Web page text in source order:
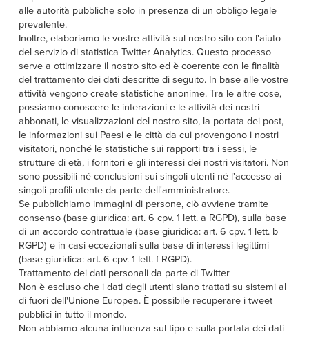
alle autorità pubbliche solo in presenza di un obbligo legale
prevalente.
Inoltre, elaboriamo le vostre attività sul nostro sito con l'aiuto
del servizio di statistica Twitter Analytics. Questo processo
serve a ottimizzare il nostro sito ed è coerente con le finalità
del trattamento dei dati descritte di seguito. In base alle vostre
attività vengono create statistiche anonime. Tra le altre cose,
possiamo conoscere le interazioni e le attività dei nostri
abbonati, le visualizzazioni del nostro sito, la portata dei post,
le informazioni sui Paesi e le città da cui provengono i nostri
visitatori, nonché le statistiche sui rapporti tra i sessi, le
strutture di età, i fornitori e gli interessi dei nostri visitatori. Non
sono possibili né conclusioni sui singoli utenti né l'accesso ai
singoli profili utente da parte dell'amministratore.
Se pubblichiamo immagini di persone, ciò avviene tramite
consenso (base giuridica: art. 6 cpv. 1 lett. a RGPD), sulla base
di un accordo contrattuale (base giuridica: art. 6 cpv. 1 lett. b
RGPD) e in casi eccezionali sulla base di interessi legittimi
(base giuridica: art. 6 cpv. 1 lett. f RGPD).
Trattamento dei dati personali da parte di Twitter
Non è escluso che i dati degli utenti siano trattati su sistemi al
di fuori dell'Unione Europea. È possibile recuperare i tweet
pubblici in tutto il mondo.
Non abbiamo alcuna influenza sul tipo e sulla portata dei dati